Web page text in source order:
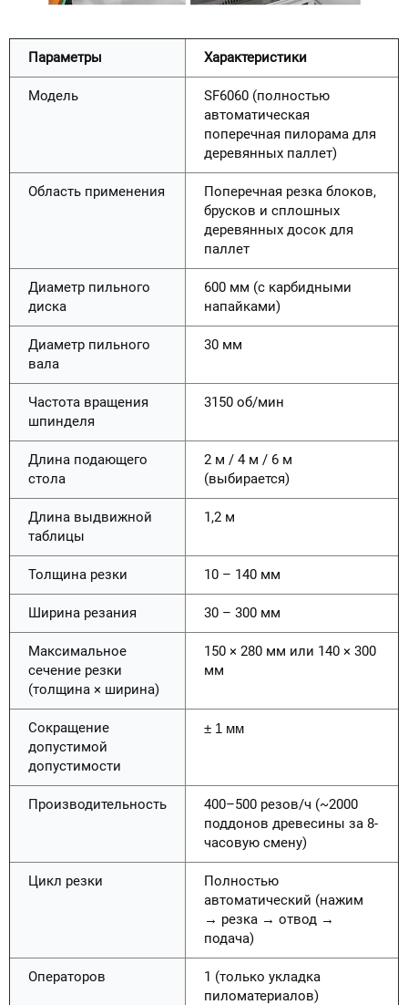
Параметры Характеристики
Модель
SF6060 (полностью
автоматическая
поперечная пилорама для
деревянных паллет)
Область применения
Поперечная резка блоков,
брусков и сплошных
деревянных досок для
паллет
Диаметр пильного
диска
600 мм (с карбидными
напайками)
Диаметр пильного
вала
30 мм
Частота вращения
шпинделя
3150 об/мин
Длина подающего
стола
2 м / 4 м / 6 м
(выбирается)
Длина выдвижной
таблицы
1,2 м
Толщина резки 10 – 140 мм
Ширина резания 30 – 300 мм
Максимальное
сечение резки
(толщина × ширина)
150 × 280 мм или 140 × 300
мм
Сокращение
допустимой
допустимости
± 1 мм
Производительность
400–500 резов/ч (~2000
поддонов древесины за 8-
часовую смену)
Цикл резки
Полностью
автоматический (нажим
→ резка → отвод →
подача)
Операторов
1 (только укладка
пиломатериалов)